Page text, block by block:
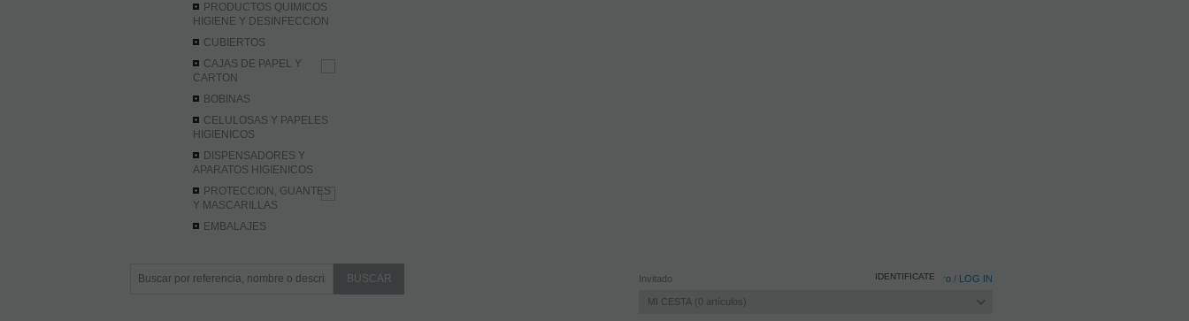
PRODUCTOS QUIMICOS
HIGIENE Y DESINFECCION
CUBIERTOS
CAJAS DE PAPEL Y
CARTON
BOBINAS
CELULOSAS Y PAPELES
HIGIENICOS
DISPENSADORES Y
APARATOS HIGIENICOS
PROTECCION, GUANTES
Y MASCARILLAS
EMBALAJES
Invitado Registro / LOG IN
MI CESTA 0 artículos
IDENTIFICATE